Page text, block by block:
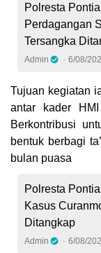
Polresta
Perdagangan
Tersangka
Admin 6/08/
Tujuan kegiatan
antar kader
Berkontribusi
bentuk berbagi
bulan puasa
Polresta
Kasus
Ditangkap
Admin 6/08/